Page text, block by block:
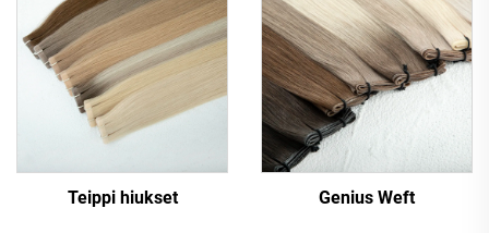
Teippi hiukset Genius Weft